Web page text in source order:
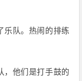
乐队。热闹的排练
，他们是打手鼓的